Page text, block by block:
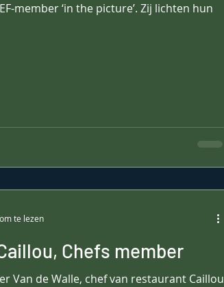
member ‘in the picture’. Zij lichten hun
Chefs member
Van de Walle, chef van restaurant Caillou
te lezen